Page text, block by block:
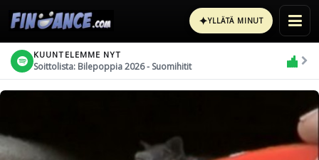
✦YLLÄTÄ MINUT
KUUNTELEMME NYT
Soittolista: Bilepoppia 2026 - Suomihitit